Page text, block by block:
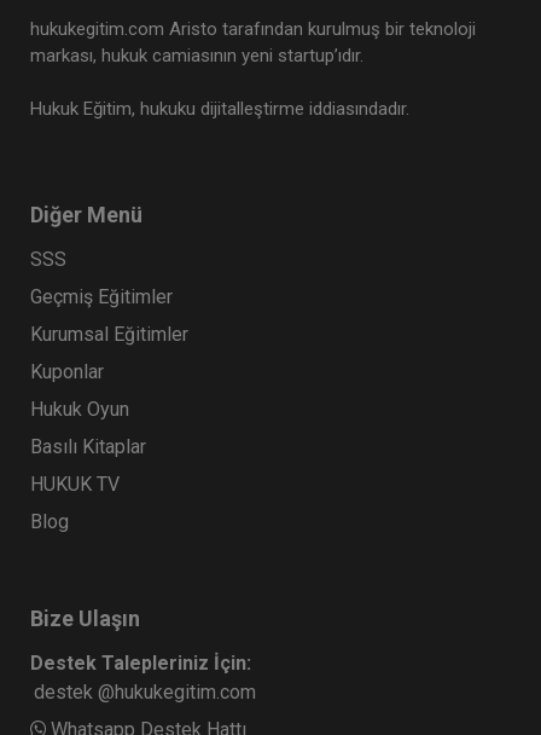
hukukegitim.com Aristo tarafından kurulmuş bir teknoloji
markası, hukuk camiasının yeni startup’ıdır.
Hukuk Eğitim, hukuku dijitalleştirme iddiasındadır.
Diğer Menü
SSS
Geçmiş Eğitimler
Kurumsal Eğitimler
Kuponlar
Hukuk Oyun
Basılı Kitaplar
HUKUK TV
Blog
Bize Ulaşın
Destek Talepleriniz İçin:
destek @hukukegitim.com
Whatsapp Destek Hattı